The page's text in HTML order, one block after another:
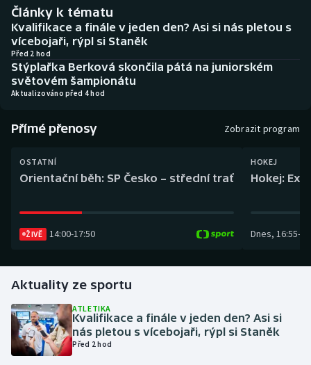
Baseball a softbal
Basketbal
Biatlon
Curling
Dostihy
Futsal
Golf
Gymnastika
Soutěže
Historické návraty
Aplikace ČT sport
Články k tématu
Kvalifikace a finále v jeden den? Asi si nás pletou s
vícebojaři, rýpl si Staněk
Před 2 hod
Stýplařka Berková skončila pátá na juniorském
světovém šampionátu
Aktualizováno před 4 hod
Přímé přenosy Zobrazit program
OSTATNÍ
Orientační běh: SP Česko – střední trať
ŽIVĚ 14:00-17:50
HOKEJ
Hokej:
Dnes, 16:55-
Aktuality ze sportu
ATLETIKA
Kvalifikace a finále v jeden den? Asi si
nás pletou s vícebojaři, rýpl si Staněk
Před 2 hod